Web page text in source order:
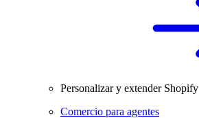
Personalizar y extender Shopify
Comercio para agentes